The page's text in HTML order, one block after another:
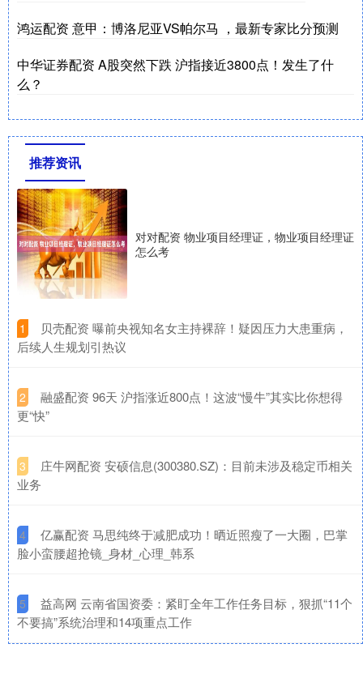
鸿运配资 意甲：博洛尼亚VS帕尔马 ，最新专家比分预测
中华证券配资 A股突然下跌 沪指接近3800点！发生了什
么？
推荐资讯
对对配资 物业项目经理证，物业项目经理证
怎么考
1
​贝壳配资 曝前央视知名女主持裸辞！疑因压力大患重病，
后续人生规划引热议
2
​融盛配资 96天 沪指涨近800点！这波“慢牛”其实比你想得
更“快”
3
​庄牛网配资 安硕信息(300380.SZ)：目前未涉及稳定币相关
业务
4
​亿赢配资 马思纯终于减肥成功！晒近照瘦了一大圈，巴掌
脸小蛮腰超抢镜_身材_心理_韩系
5
​益高网 云南省国资委：紧盯全年工作任务目标，狠抓“11个
不要搞”系统治理和14项重点工作